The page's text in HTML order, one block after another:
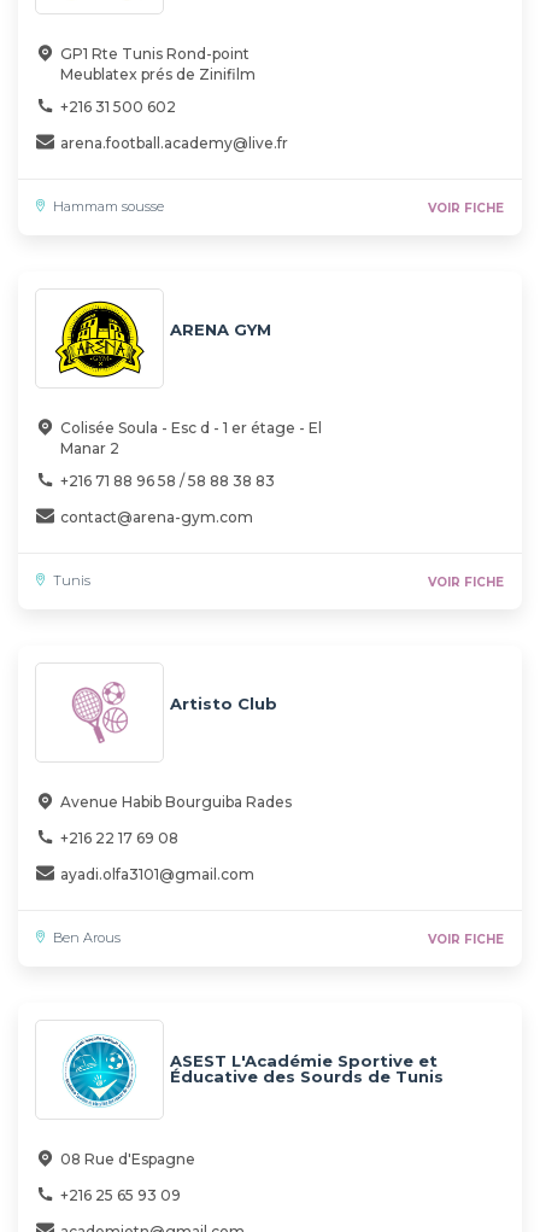
GP1 Rte Tunis Rond-point
Meublatex prés de Zinifilm
+216 31 500 602
arena.football.academy@live.fr
Hammam sousse VOIR FICHE
ARENA GYM
Colisée Soula - Esc d - 1 er étage - El
Manar 2
+216 71 88 96 58 / 58 88 38 83
contact@arena-gym.com
Tunis VOIR FICHE
Artisto Club
Avenue Habib Bourguiba Rades
+216 22 17 69 08
ayadi.olfa3101@gmail.com
Ben Arous VOIR FICHE
ASEST L'Académie Sportive et
Éducative des Sourds de Tunis
08 Rue d'Espagne
+216 25 65 93 09